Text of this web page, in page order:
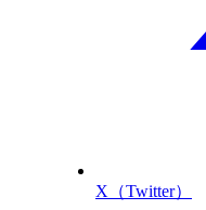
X（Twitter）